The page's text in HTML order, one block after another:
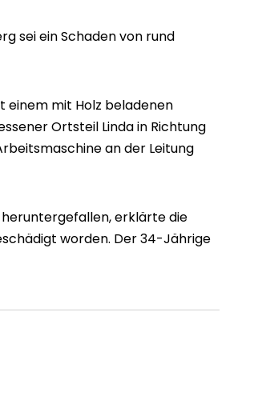
sei ein Schaden von rund
einem mit Holz beladenen
Ortsteil Linda in Richtung
an der Leitung
erklärte die
worden. Der 34-Jährige